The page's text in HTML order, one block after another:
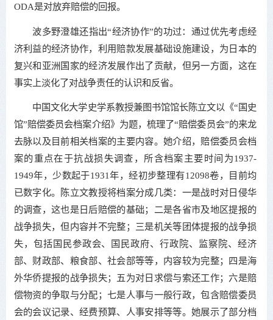
ODA是对放弃赔偿的回报。
波多野澄雄还指出“经济协作”的功过：通过优先考虑经
济利益的经济协作，利用赔款发展基础设施建设，为日本的
复兴和亚洲国家的经济发展作出了贡献，但另一方面，这在
事实上淡化了对战争责任的认识和反省。
中国文化大学史学系教授兼图书馆馆长陈立文以《“国史
馆”赔偿委员会档案介绍》为题，梳理了“赔偿委员会”的来龙
去脉以及目前相关档案的主要内容。她介绍，赔偿委员会档
案的重点在于抗战损失调查，所含档案主要时间为1937-
1949年，少数起于1931年，经初步整理有12098卷，目前均
已数字化。陈立文教授将档案分成几类：一是战时对日侵华
的调查，这也是日后赔偿的基础；二是各省市及地区提报的
战争损失，但内容并不完整；三是机关等团体提报的战争损
失，包括国民参政会、国民政府、行政院、监察院、经济
部、财政部、粮食部、社会部等等，内容较为完整；四是海
外华侨提报的战争损失；五为对日求偿与索还工作；六是赔
偿物资的争取与分配；七是人事与一般行政，包含赔偿委员
会的会议记录、经费预算、人事安排等等。她展示了部分档